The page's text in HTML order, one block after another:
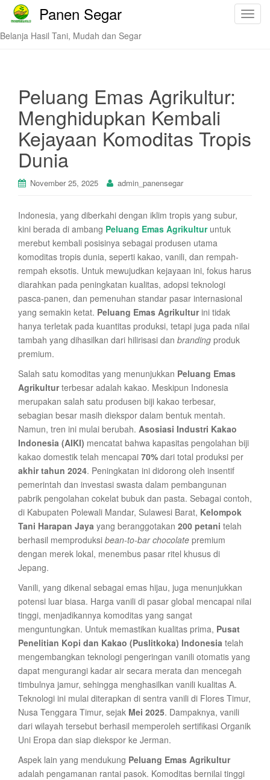
T
i
Panen Segar
Belanja Hasil Tani, Mudah dan Segar
Peluang Emas Agrikultur:
Menghidupkan Kembali
Kejayaan Komoditas Tropis
Dunia
November 25, 2025 admin_panensegar
Indonesia, yang diberkahi dengan iklim tropis yang subur,
kini berada di ambang Peluang Emas Agrikulturuntuk
merebut kembali posisinya sebagai produsen utama
komoditas tropis dunia, seperti kakao, vanili, dan rempah-
rempah eksotis. Untuk mewujudkan kejayaan ini, fokus harus
diarahkan pada peningkatan kualitas, adopsi teknologi
pasca-panen, dan pemenuhan standar pasar internasional
yang semakin ketat. Peluang Emas Agrikulturini tidak
hanya terletak pada kuantitas produksi, tetapi juga pada nilai
tambah yang dihasilkan dari hilirisasi dan branding produk
premium.
Salah satu komoditas yang menunjukkan Peluang Emas
Agrikulturterbesar adalah kakao. Meskipun Indonesia
merupakan salah satu produsen biji kakao terbesar,
sebagian besar masih diekspor dalam bentuk mentah.
Namun, tren ini mulai berubah. Asosiasi Industri Kakao
Indonesia (AIKI) mencatat bahwa kapasitas pengolahan biji
kakao domestik telah mencapai 70% dari total produksi per
akhir tahun 2024. Peningkatan ini didorong oleh insentif
pemerintah dan investasi swasta dalam pembangunan
pabrik pengolahan cokelat bubuk dan pasta. Sebagai contoh,
di Kabupaten Polewali Mandar, Sulawesi Barat, Kelompok
Tani Harapan Jaya yang beranggotakan 200 petani telah
berhasil memproduksi bean-to-bar chocolate premium
dengan merek lokal, menembus pasar ritel khusus di
Jepang.
Vanili, yang dikenal sebagai emas hijau, juga menunjukkan
potensi luar biasa. Harga vanili di pasar global mencapai nilai
tinggi, menjadikannya komoditas yang sangat
menguntungkan. Untuk memastikan kualitas prima, Pusat
Penelitian Kopi dan Kakao (Puslitkoka) Indonesia telah
mengembangkan teknologi pengeringan vanili otomatis yang
dapat mengurangi kadar air secara merata dan mencegah
timbulnya jamur, sehingga menghasilkan vanili kualitas A.
Teknologi ini mulai diterapkan di sentra vanili di Flores Timur,
Nusa Tenggara Timur, sejak Mei 2025. Dampaknya, vanili
dari wilayah tersebut berhasil memperoleh sertifikasi Organik
Uni Eropa dan siap diekspor ke Jerman.
Aspek lain yang mendukung Peluang Emas Agrikultur
adalah pengamanan rantai pasok. Komoditas bernilai tinggi